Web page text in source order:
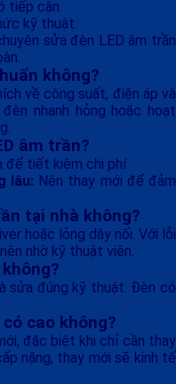
tiếp cận.
kỹ thuật.
sửa đèn LED âm trần
không?
về công suất, điện áp và
nhanh hỏng hoặc hoạt
âm trần?
để tiết kiệm chi phí
lâu: Nên thay mới để đảm
tại nhà không?
hoặc lỏng dây nối. Với lỗi
nhờ kỹ thuật viên.
sửa đúng kỹ thuật. Đèn có
cao không?
đặc biệt khi chỉ cần thay
nặng, thay mới sẽ kinh tế